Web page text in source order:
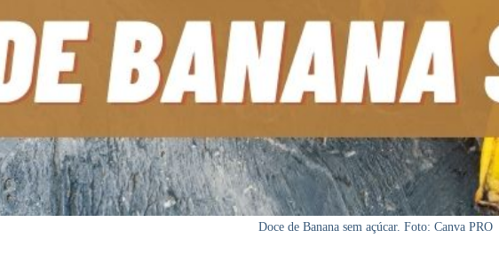
Doce de Banana sem açúcar. Foto: Canva PRO